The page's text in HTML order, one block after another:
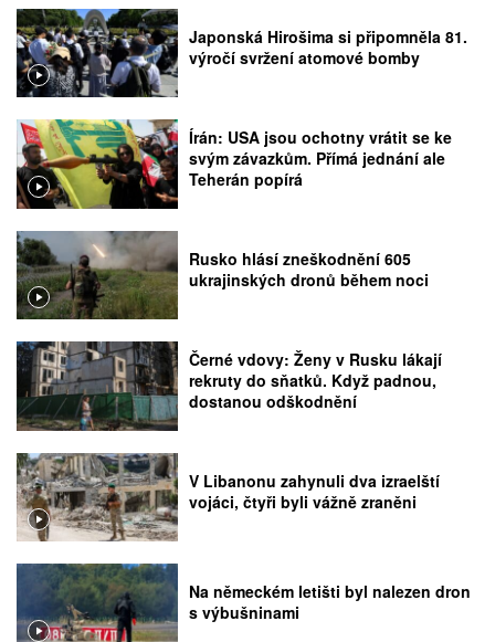
Japonská Hirošima si připomněla 81.
výročí svržení atomové bomby
Írán: USA jsou ochotny vrátit se ke
svým závazkům. Přímá jednání ale
Teherán popírá
Rusko hlásí zneškodnění 605
ukrajinských dronů během noci
Černé vdovy: Ženy v Rusku lákají
rekruty do sňatků. Když padnou,
dostanou odškodnění
V Libanonu zahynuli dva izraelští
vojáci, čtyři byli vážně zraněni
Na německém letišti byl nalezen dron
s výbušninami